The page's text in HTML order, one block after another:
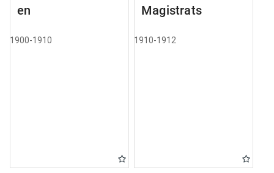
en
1900-1910
Magistrats
1910-1912